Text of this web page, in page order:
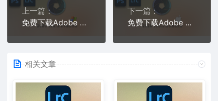
上一篇：
免费下载Adobe DNG Converter v18.3.2 for Win多国语言中文版安装包图片RAW相机照片格式转换器Lrc数字负片PS插件软件工具
下一篇：
免费下载Adobe DNG Converter v18.3.2 for Mac多国语言中文版安装包图片RAW相机照片格式转换器Lrc数字负片PS插件软件工具
相关文章